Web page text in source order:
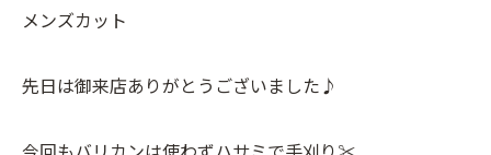
メンズカット
先日は御来店ありがとうございました♪